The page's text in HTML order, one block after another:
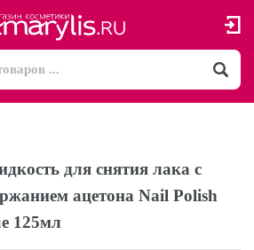
для снятия лака с
ацетона Nail Polish
125мл